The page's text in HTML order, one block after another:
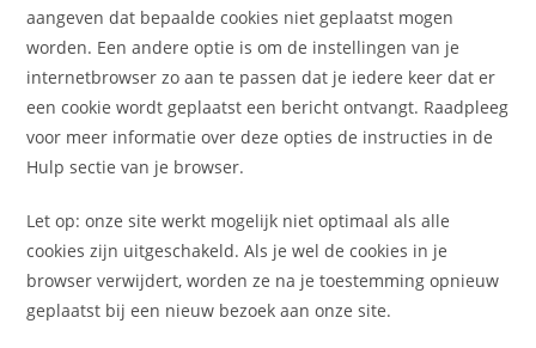
aangeven dat bepaalde cookies niet geplaatst mogen
worden. Een andere optie is om de instellingen van je
internetbrowser zo aan te passen dat je iedere keer dat er
een cookie wordt geplaatst een bericht ontvangt. Raadpleeg
voor meer informatie over deze opties de instructies in de
Hulp sectie van je browser.
Let op: onze site werkt mogelijk niet optimaal als alle
cookies zijn uitgeschakeld. Als je wel de cookies in je
browser verwijdert, worden ze na je toestemming opnieuw
geplaatst bij een nieuw bezoek aan onze site.